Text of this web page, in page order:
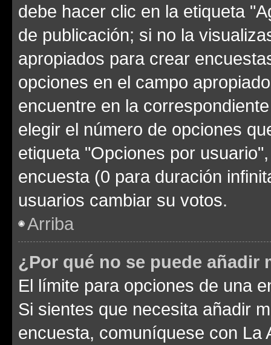
debe hacer clic en la etiqueta
de publicación; si no la
apropiados para crear
opciones en el campo
encuentre en la
elegir el número de opciones
etiqueta "Opciones por
encuesta (0 para duración
usuarios cambiar su votos.
Arriba
¿Por qué no se puede añadir
El límite para opciones de una
Si sientes que necesita añadir
encuesta, comuníquese con La